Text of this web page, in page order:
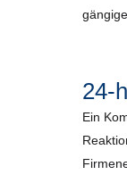
24-
Ein